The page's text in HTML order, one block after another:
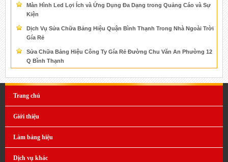
Màn Hình Led Lợi Ích và Ứng Dụng Đa Dạng trong Quảng Cáo và Sự
Kiện
Dịch Vụ Sửa Chữa Bảng Hiệu Quận Bình Thạnh Trong Nhà Ngoài Trời
Gía Rẻ
Sửa Chữa Bảng Hiệu Công Ty Gía Rẻ Đường Chu Văn An Phường 12
Q Bình Thạnh
Trang chủ
Giới thiệu
Làm bảng hiệu
Dịch vụ khác